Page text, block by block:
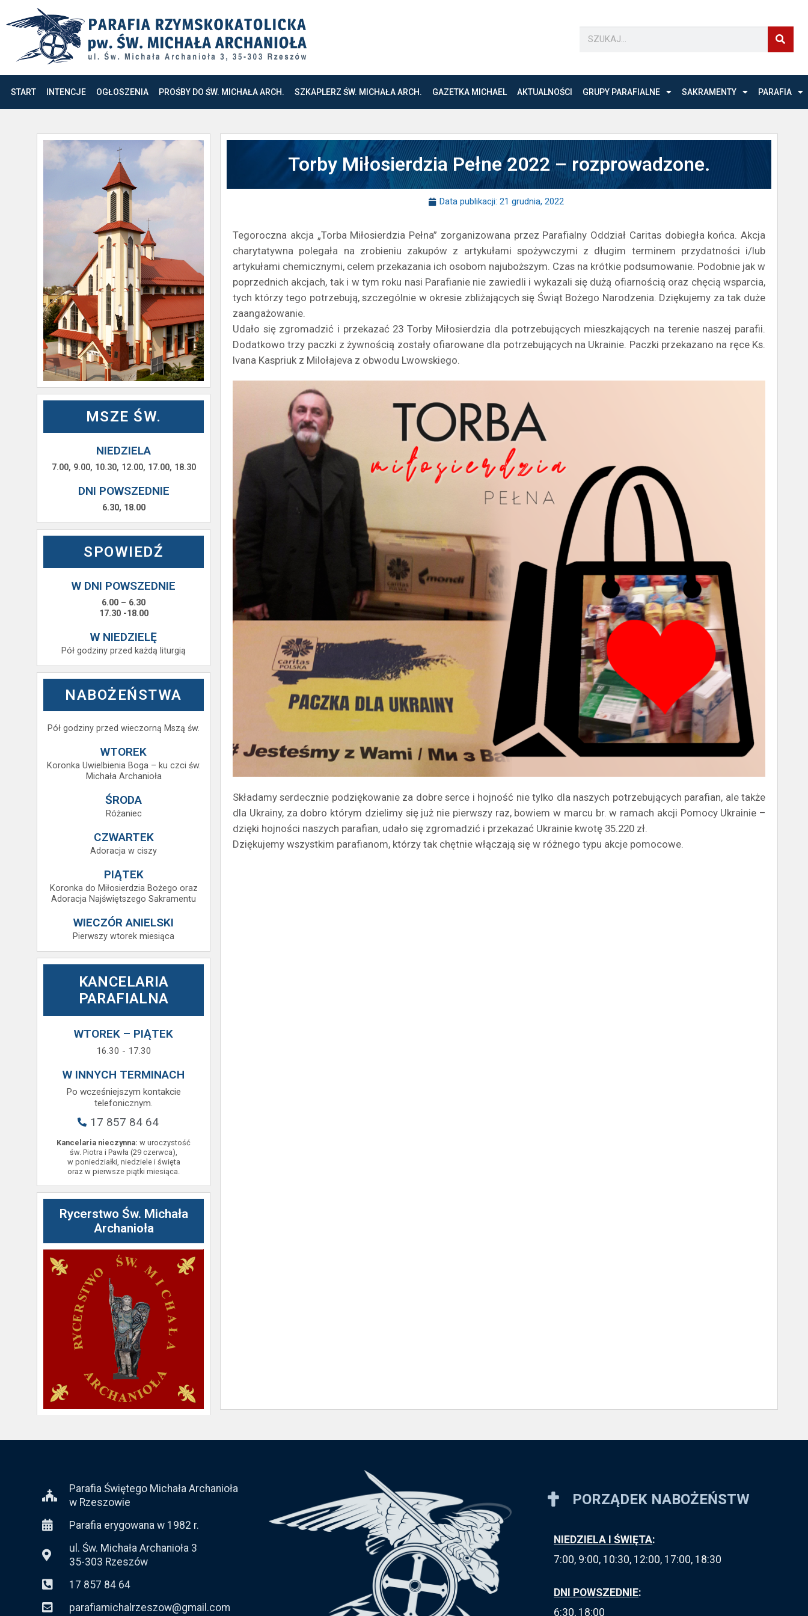
START INTENCJE OGŁOSZENIA PROŚBY DO ŚW. MICHAŁA ARCH. SZKAPLERZ ŚW. MICHAŁA ARCH. GAZETKA MICHAEL AKTUALNOŚCI GRUPY PARAFIALNE SAKRAMENTY PARAFIA
MSZE ŚW.
NIEDZIELA
7.00, 9.00, 10.30, 12.00, 17.00, 18.30
DNI POWSZEDNIE
6.30, 18.00
SPOWIEDŹ
W DNI POWSZEDNIE
6.00 – 6.30
17.30 -18.00
W NIEDZIELĘ
Pół godziny przed każdą liturgią
NABOŻEŃSTWA
Pół godziny przed wieczorną Mszą św.
WTOREK
Koronka Uwielbienia Boga – ku czci św.
Michała Archanioła
ŚRODA
Różaniec
CZWARTEK
Adoracja w ciszy
PIĄTEK
Koronka do Miłosierdzia Bożego oraz
Adoracja Najświętszego Sakramentu
WIECZÓR ANIELSKI
Pierwszy wtorek miesiąca
KANCELARIA
PARAFIALNA
WTOREK – PIĄTEK
16.30 - 17.30
W INNYCH TERMINACH
Po wcześniejszym kontakcie
telefonicznym.
17 857 84 64
Kancelaria nieczynna: w uroczystość
św. Piotra i Pawła (29 czerwca),
w poniedziałki, niedziele i święta
oraz w pierwsze piątki miesiąca.
Rycerstwo Św. Michała
Archanioła
Torby Miłosierdzia Pełne 2022 – rozprowadzone.
Data publikacji: 21 grudnia, 2022
Tegoroczna akcja „Torba Miłosierdzia Pełna” zorganizowana przez Parafialny Oddział Caritas dobiegła końca. Akcja
charytatywna polegała na zrobieniu zakupów z artykułami spożywczymi z długim terminem przydatności i/lub
artykułami chemicznymi, celem przekazania ich osobom najuboższym. Czas na krótkie podsumowanie. Podobnie jak w
poprzednich akcjach, tak i w tym roku nasi Parafianie nie zawiedli i wykazali się dużą ofiarnością oraz chęcią wsparcia,
tych którzy tego potrzebują, szczególnie w okresie zbliżających się Świąt Bożego Narodzenia. Dziękujemy za tak duże
zaangażowanie.
Udało się zgromadzić i przekazać 23 Torby Miłosierdzia dla potrzebujących mieszkających na terenie naszej parafii.
Dodatkowo trzy paczki z żywnością zostały ofiarowane dla potrzebujących na Ukrainie. Paczki przekazano na ręce Ks.
Ivana Kaspriuk z Milołajeva z obwodu Lwowskiego.
Składamy serdecznie podziękowanie za dobre serce i hojność nie tylko dla naszych potrzebujących parafian, ale także
dla Ukrainy, za dobro którym dzielimy się już nie pierwszy raz, bowiem w marcu br. w ramach akcji Pomocy Ukrainie –
dzięki hojności naszych parafian, udało się zgromadzić i przekazać Ukrainie kwotę 35.220 zł.
Dziękujemy wszystkim parafianom, którzy tak chętnie włączają się w różnego typu akcje pomocowe.
Parafia Świętego Michała Archanioła
w Rzeszowie
Parafia erygowana w 1982 r.
ul. Św. Michała Archanioła 3
35-303 Rzeszów
17 857 84 64
parafiamichalrzeszow@gmail.com
PORZĄDEK NABOŻEŃSTW
NIEDZIELA I ŚWIĘTA:
7:00, 9:00, 10:30, 12:00, 17:00, 18:30
DNI POWSZEDNIE:
6:30, 18:00